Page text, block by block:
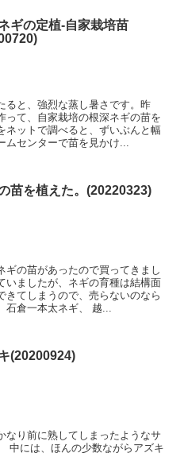
ギの定植-自家栽培苗
ると、強烈な蒸し暑さです。昨
って、自家栽培の根深ネギの苗を
ネットで調べると、ずいぶんと幅
ムセンターで苗を見かけ...
苗を植えた。(20220323)
ギの苗があったので買ってきまし
いましたが、ネギの育種は結構面
きてしまうので、売らないのなら
倉一本太ネギ、 越...
(20200924)
なり前に熟してしまったようなサ
中には、ほんの少数ながらアズキ